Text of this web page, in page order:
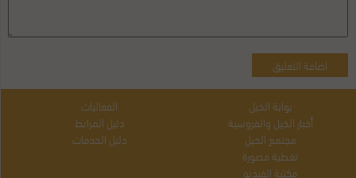
بوابة الخيل
أخبار الخيل والفروسية
مجتمع الخيل
تغطية مصورة
مكتبة الفيديو
الفعاليات
دليل المرابط
دليل الخدمات